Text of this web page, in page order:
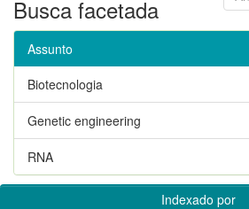
Busca facetada
Assunto
Biotecnologia
Genetic engineering
RNA
Indexado por